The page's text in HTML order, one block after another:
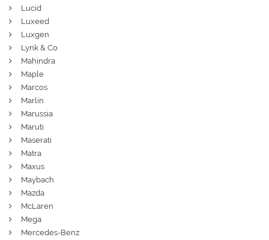
Lucid
Luxeed
Luxgen
Lynk & Co
Mahindra
Maple
Marcos
Marlin
Marussia
Maruti
Maserati
Matra
Maxus
Maybach
Mazda
McLaren
Mega
Mercedes-Benz